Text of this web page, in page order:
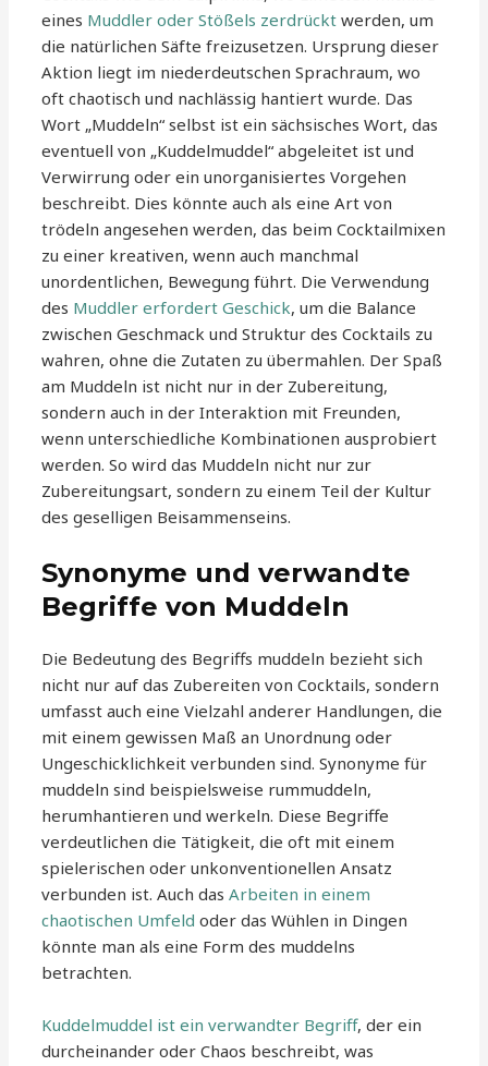
eines Muddler oder Stößels zerdrückt werden, um
die natürlichen Säfte freizusetzen. Ursprung dieser
Aktion liegt im niederdeutschen Sprachraum, wo
oft chaotisch und nachlässig hantiert wurde. Das
Wort „Muddeln“ selbst ist ein sächsisches Wort, das
eventuell von „Kuddelmuddel“ abgeleitet ist und
Verwirrung oder ein unorganisiertes Vorgehen
beschreibt. Dies könnte auch als eine Art von
trödeln angesehen werden, das beim Cocktailmixen
zu einer kreativen, wenn auch manchmal
unordentlichen, Bewegung führt. Die Verwendung
des Muddler erfordert Geschick, um die Balance
zwischen Geschmack und Struktur des Cocktails zu
wahren, ohne die Zutaten zu übermahlen. Der Spaß
am Muddeln ist nicht nur in der Zubereitung,
sondern auch in der Interaktion mit Freunden,
wenn unterschiedliche Kombinationen ausprobiert
werden. So wird das Muddeln nicht nur zur
Zubereitungsart, sondern zu einem Teil der Kultur
des geselligen Beisammenseins.
Synonyme und verwandte
Begriffe von Muddeln
Die Bedeutung des Begriffs muddeln bezieht sich
nicht nur auf das Zubereiten von Cocktails, sondern
umfasst auch eine Vielzahl anderer Handlungen, die
mit einem gewissen Maß an Unordnung oder
Ungeschicklichkeit verbunden sind. Synonyme für
muddeln sind beispielsweise rummuddeln,
herumhantieren und werkeln. Diese Begriffe
verdeutlichen die Tätigkeit, die oft mit einem
spielerischen oder unkonventionellen Ansatz
verbunden ist. Auch dasArbeiten in einem
chaotischen Umfeld oder das Wühlen in Dingen
könnte man als eine Form des muddelns
betrachten.
Kuddelmuddel ist ein verwandter Begriff, der ein
durcheinander oder Chaos beschreibt, was